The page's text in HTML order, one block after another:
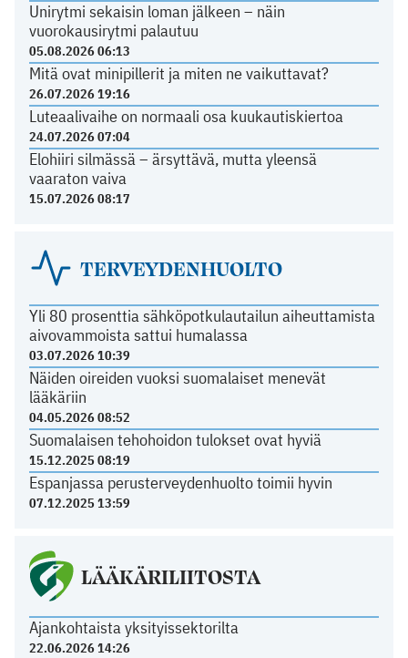
Unirytmi sekaisin loman jälkeen – näin
vuorokausirytmi palautuu
05.08.2026 06:13
Mitä ovat minipillerit ja miten ne vaikuttavat?
26.07.2026 19:16
Luteaalivaihe on normaali osa kuukautiskiertoa
24.07.2026 07:04
Elohiiri silmässä – ärsyttävä, mutta yleensä
vaaraton vaiva
15.07.2026 08:17
TERVEYDENHUOLTO
Yli 80 prosenttia sähköpotkulautailun aiheuttamista
aivovammoista sattui humalassa
03.07.2026 10:39
Näiden oireiden vuoksi suomalaiset menevät
lääkäriin
04.05.2026 08:52
Suomalaisen tehohoidon tulokset ovat hyviä
15.12.2025 08:19
Espanjassa perusterveydenhuolto toimii hyvin
07.12.2025 13:59
LÄÄKÄRILIITOSTA
Ajankohtaista yksityissektorilta
22.06.2026 14:26